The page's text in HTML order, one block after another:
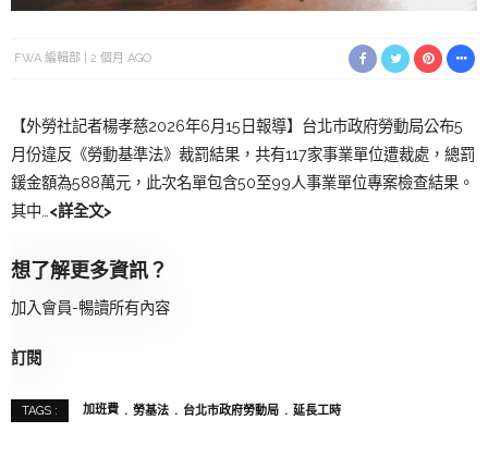
FWA 編輯部 2 個月 AGO
【外勞社記者楊孝慈2026年6月15日報導】台北市政府勞動局公布5
月份違反《勞動基準法》裁罰結果，共有117家事業單位遭裁處，總罰
鍰金額為588萬元，此次名單包含50至99人事業單位專案檢查結果。
其中…<詳全文>
想了解更多資訊？
加入會員-暢讀所有內容
訂閱
TAGS : 加班費 勞基法 台北市政府勞動局 延長工時